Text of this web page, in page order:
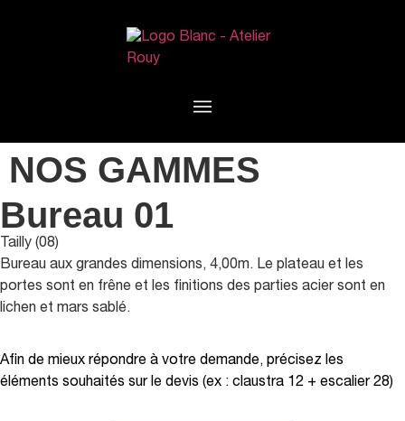
NOS GAMMES
Bureau 01
Tailly (08)
Bureau aux grandes dimensions, 4,00m. Le plateau et les
portes sont en frêne et les finitions des parties acier sont en
lichen et mars sablé.
Afin de mieux répondre à votre demande, précisez les
éléments souhaités sur le devis (ex : claustra 12 + escalier 28)